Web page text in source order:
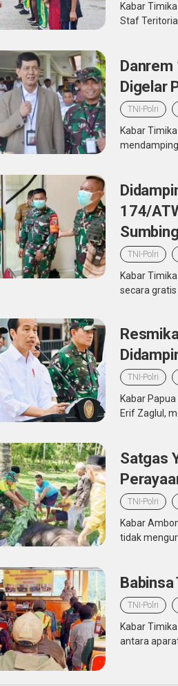
Kabar
Staf
Danrem
Digelar
TNI-Polri
Kabar
174/
Sumbing
TNI-Polri
Kabar
secara
TNI-Polri
Kabar
Erif Zaglul,
Satgas
TNI-Polri
Kabar
tidak
Babinsa
TNI-Polri
Kabar
antara